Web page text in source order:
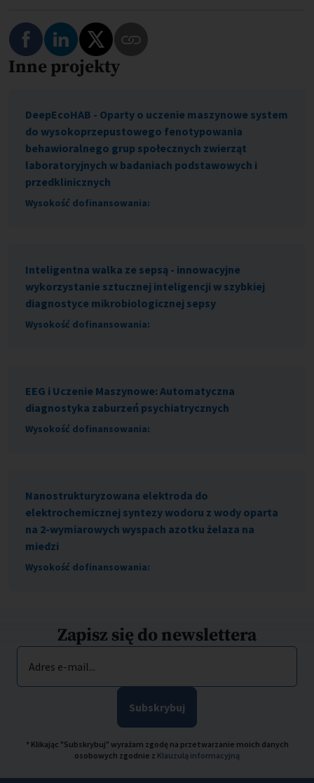
Podziel się na Facebooku
Podziel się na LinkedIn
Podziel się na Twitterze
Inne projekty
DeepEcoHAB - Oparty o uczenie maszynowe system
do wysokoprzepustowego fenotypowania
behawioralnego grup społecznych zwierząt
laboratoryjnych w badaniach podstawowych i
przedklinicznych
Wysokość dofinansowania:
Inteligentna walka ze sepsą - innowacyjne
wykorzystanie sztucznej inteligencji w szybkiej
diagnostyce mikrobiologicznej sepsy
Wysokość dofinansowania:
EEG i Uczenie Maszynowe: Automatyczna
diagnostyka zaburzeń psychiatrycznych
Wysokość dofinansowania:
Nanostrukturyzowana elektroda do
elektrochemicznej syntezy wodoru z wody oparta
na 2-wymiarowych wyspach azotku żelaza na
miedzi
Wysokość dofinansowania:
Zapisz się do newslettera
Adres e-mail...
Subskrybuj
* Klikając "Subskrybuj" wyrażam zgodę na przetwarzanie moich danych
osobowych zgodnie z Klauzulą informacyjną